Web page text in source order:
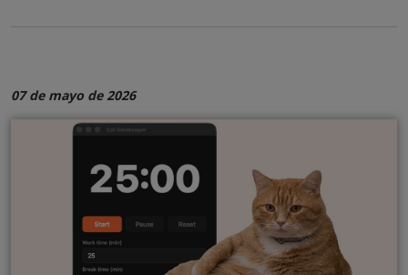
07 de mayo de 2026